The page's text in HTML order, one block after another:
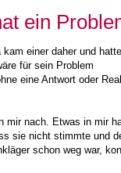
ein
einer daher und hatte
für sein Problem
eine Antwort oder
mir nach. Etwas in mir
sie nicht stimmte und
schon weg war,